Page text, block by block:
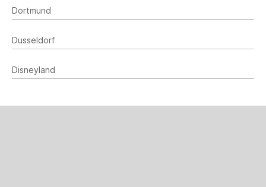
Dortmund
Dusseldorf
Disneyland